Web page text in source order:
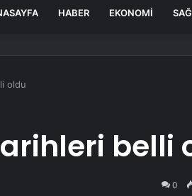
HABER EKONOMI
oldu
belli
0